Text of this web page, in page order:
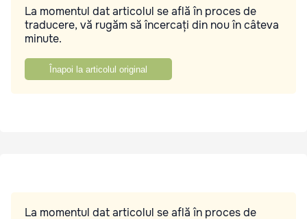
La momentul dat articolul se află în proces de
traducere, vă rugăm să încercați din nou în câteva
minute.
Înapoi la articolul original
La momentul dat articolul se află în proces de